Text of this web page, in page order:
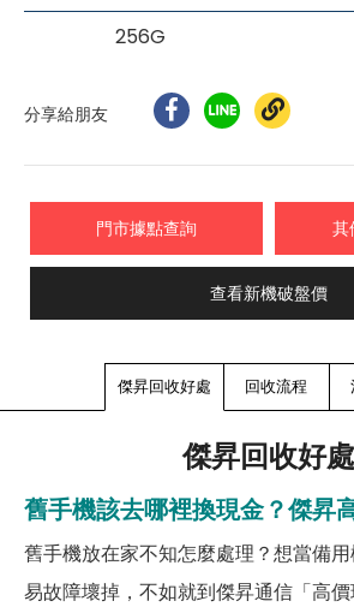
256G
分享給朋友
門市據點查詢 其
查看新機破盤價
傑昇回收好處 回收流程
傑昇回收好處
舊手機該去哪裡換現金？傑昇
舊手機放在家不知怎麼處理？想當備
易故障壞掉，不如就到傑昇通信「高價